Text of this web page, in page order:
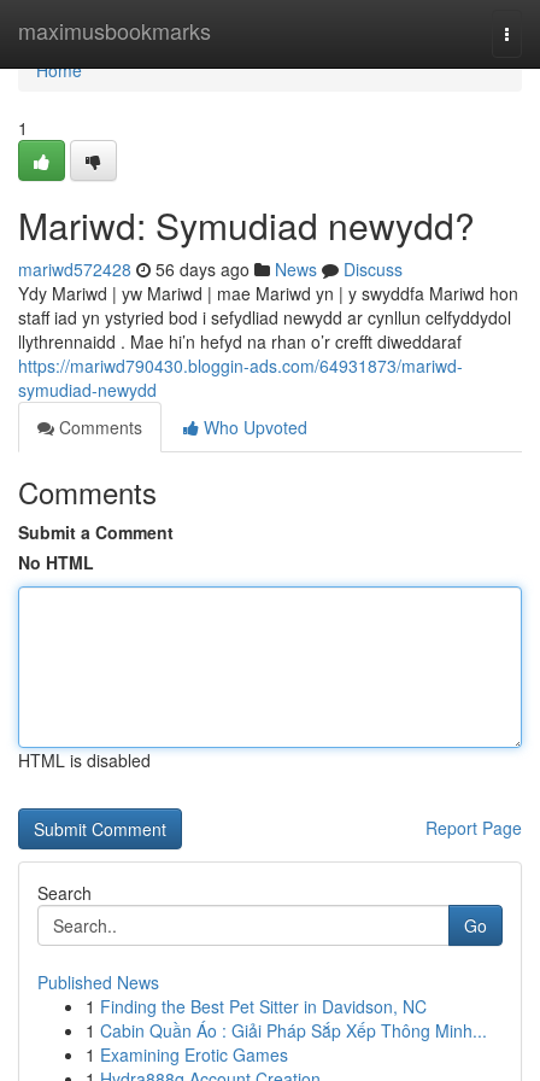
maximusbookmarks
Home
Home
1
Mariwd: Symudiad newydd?
mariwd572428 56 days ago News
Discuss
Ydy Mariwd | yw Mariwd | mae Mariwd yn | y swyddfa Mariwd hon
staff iad yn ystyried bod i sefydliad newydd ar cynllun celfyddydol
llythrennaidd . Mae hi’n hefyd na rhan o’r crefft diweddaraf
https://mariwd790430.bloggin-ads.com/64931873/mariwd-
symudiad-newydd
Comments
Who Upvoted
Comments
Submit a Comment
No HTML
HTML is disabled
Report Page
Search
Go
Published News
1 Finding the Best Pet Sitter in Davidson, NC
1 Cabin Quần Áo : Giải Pháp Sắp Xếp Thông Minh...
1 Examining Erotic Games